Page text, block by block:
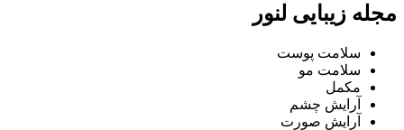
مجله زیبایی لنور
سلامت پوست
سلامت مو
مکمل
آرایش چشم
آرایش صورت